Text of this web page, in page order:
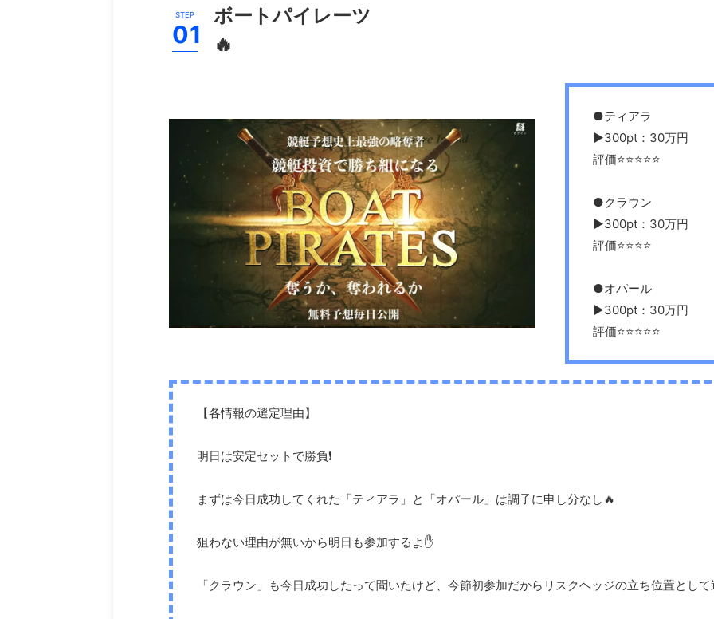
ボートパイレーツ
🔥
●ティアラ
▶︎300pt：30万円
評価⭐️⭐️⭐️⭐️⭐️
●クラウン
▶︎300pt：30万円
評価⭐️⭐️⭐️⭐️
●オパール
▶︎300pt：30万円
評価⭐️⭐️⭐️⭐️⭐️
【各情報の選定理由】
明日は安定セットで勝負❗️
まずは今日成功してくれた「ティアラ」と「オパール」は調子に申し分なし🔥
狙わない理由が無いから明日も参加するよ✋
「クラウン」も今日成功したって聞いたけど、今節初参加だからリスクヘッジの立ち位置として